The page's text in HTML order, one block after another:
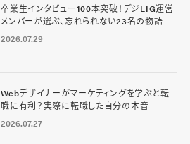
卒業生インタビュー100本突破！デジLIG運営
メンバーが選ぶ、忘れられない23名の物語
2026.07.29
Webデザイナーがマーケティングを学ぶと転
職に有利？実際に転職した自分の本音
2026.07.27